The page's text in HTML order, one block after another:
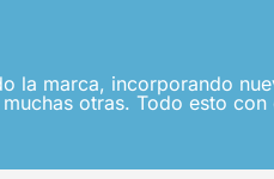
la marca, incorporando
otras. Todo esto